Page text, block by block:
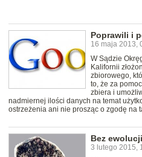
Poprawili i
16 maja 2013,
W Sądzie
Kalifornii
zbiorowego,
to, że za
zbiera i
nadmiernej ilości danych na temat
ostrzeżenia ani nie prosząc o zgodę na
Bez ewolucji
3 lutego 2015,